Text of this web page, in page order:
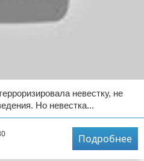
невестку, не
Но невестка...
Подробнее